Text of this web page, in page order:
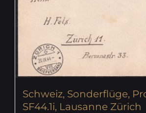
Schweiz, Sonderflüge,
SF44.1i, Lausanne Zürich